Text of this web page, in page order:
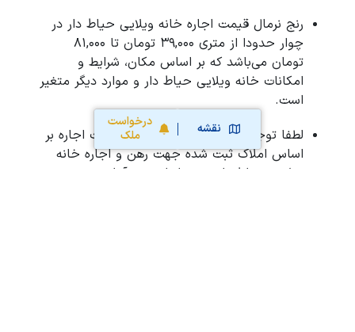
نقشه
درخواست
ملک
رنج نرمال قیمت اجاره خانه ویلایی حیاط دار در
چوار حدودا از متری 39,000 تومان تا 81,000
تومان می‌باشد که بر اساس مکان، شرایط و
امکانات خانه ویلایی حیاط دار و موارد دیگر متغیر
است.
لطفا توجه نمایید ارزیابی هوشمند قیمت اجاره بر
اساس املاک ثبت شده جهت رهن و اجاره خانه
ویلایی حیاط دار در چوار است و آمار رسمی